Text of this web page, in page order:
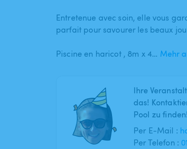
Entretenue avec soin​,​ elle vous
parfait pour savourer les beaux
Piscine en haricot ​,​ 8m x 4​… Mehr
Ihre
das!
Pool zu finden!
Per E-Mail :
Per Telefon :